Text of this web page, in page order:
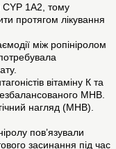
CYP 1A2, тому
протягом лікування
між ропініролом
вітаміну К та
МНВ.
нагляд (МНВ).
пов’язували
засинання під час